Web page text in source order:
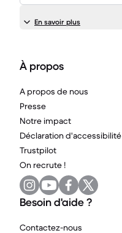
En savoir plus
À propos
A propos de nous
Presse
Notre impact
Déclaration d'accessibilité
Trustpilot
On recrute !
Besoin d'aide ?
Contactez-nous